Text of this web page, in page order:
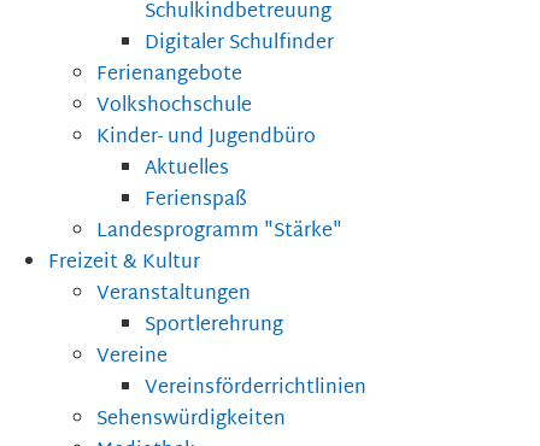
Schulkindbetreuung
Digitaler Schulfinder
Ferienangebote
Volkshochschule
Kinder- und Jugendbüro
Aktuelles
Ferienspaß
Landesprogramm "Stärke"
Freizeit & Kultur
Veranstaltungen
Sportlerehrung
Vereine
Vereinsförderrichtlinien
Sehenswürdigkeiten